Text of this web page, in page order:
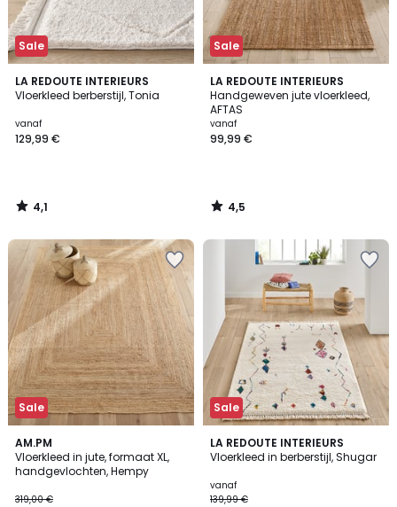
Sale
LA REDOUTE INTERIEURS
Vloerkleed berberstijl, Tonia
vanaf
129,99 €
4,1
/ 5
4,1
/
Sale
LA REDOUTE INTERIEURS
Handgeweven jute vloerkleed,
AFTAS
vanaf
99,99 €
4,5
/ 5
4,5
/
Sale
AM.PM
Vloerkleed in jute, formaat XL,
handgevlochten, Hempy
319,00 €
4,2
/ 5
Sale
LA REDOUTE INTERIEURS
Vloerkleed in berberstijl, Shugar
vanaf
139,99 €
4,8
/ 5